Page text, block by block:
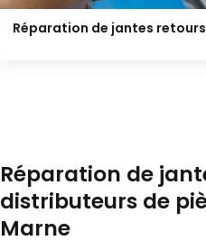
Réparation de jantes
Réparation de
distributeurs de
Marne